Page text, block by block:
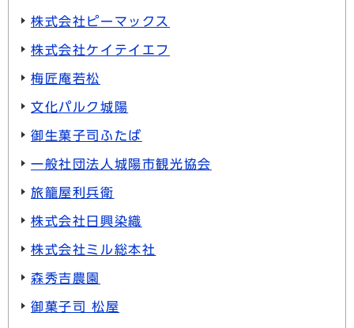
株式会社ピーマックス
株式会社ケイテイエフ
梅匠庵若松
文化パルク城陽
御生菓子司ふたば
一般社団法人城陽市観光協会
旅籠屋利兵衛
株式会社日興染織
株式会社ミル総本社
森秀吉農園
御菓子司 松屋